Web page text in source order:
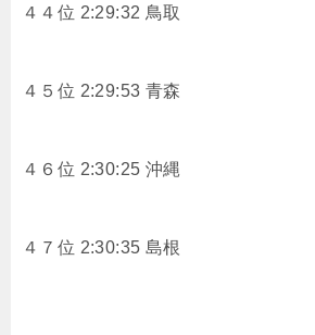
４４位 2:29:32 鳥取
４５位 2:29:53 青森
４６位 2:30:25 沖縄
４７位 2:30:35 島根